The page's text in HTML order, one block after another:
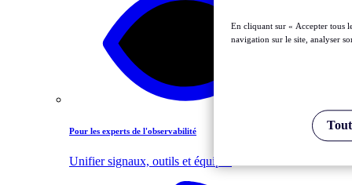
Pour les experts de l'observabilité
Unifier signaux, outils et équipes
En cliquant sur « Accepter tous
navigation sur le site, analyser